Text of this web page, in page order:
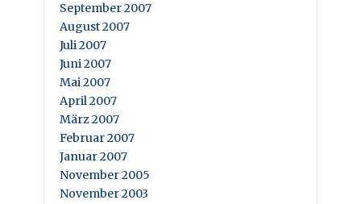
September 2007
August 2007
Juli 2007
Juni 2007
Mai 2007
April 2007
März 2007
Februar 2007
Januar 2007
November 2005
November 2003